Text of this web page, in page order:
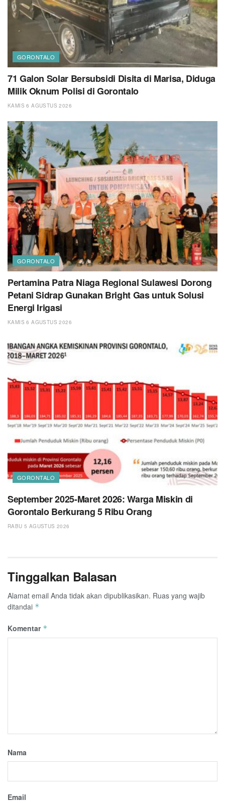
GORONTALO
71 Galon Solar Bersubsidi Disita di Marisa, Diduga
Milik Oknum Polisi di Gorontalo
KAMIS 6 AGUSTUS 2026
GORONTALO
Pertamina Patra Niaga Regional Sulawesi Dorong
Petani Sidrap Gunakan Bright Gas untuk Solusi
Energi Irigasi
KAMIS 6 AGUSTUS 2026
GORONTALO
September 2025-Maret 2026: Warga Miskin di
Gorontalo Berkurang 5 Ribu Orang
RABU 5 AGUSTUS 2026
Tinggalkan Balasan
Alamat email Anda tidak akan dipublikasikan. Ruas yang wajib
ditandai *
Komentar *
Nama
Email